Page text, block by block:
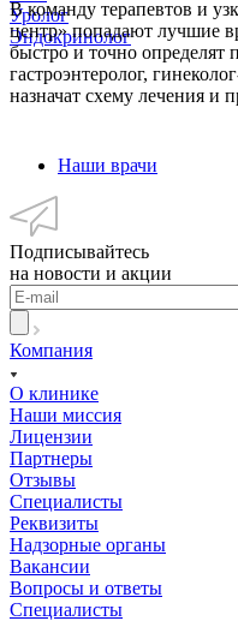
Уролог
Эндокринолог
В команду терапевтов и
центр» попадают лучшие
быстро и точно определят
гастроэнтеролог,
назначат схему лечения и
Куркина
Юлия
Васильевна
Ларионов
Алексей
Витальевич
Набоких
Наталья
Борисовна
Прошкина
Светлана
Валерьевна
Богомолов
Вячеслав
Александрович
Нахатакеян
Гуарик
Рафиковна
Коркунова
Надежда
Владимировна
Зыкова
Надежда
Михайловна
Кибирева
Ирина
Петровна
Лайдани
Светлана
Михайлорвна
Воронин
Артем
Александрович
Агжигитова
Наталья
Викторовна
Головенько
Оксана
Игоревна
Корюков
Дмитрий
Владимирович
Леонтьева
Татьяна
Валерьевна
Трубина
Наталья
Викторовна
Дружинин
Дмитрий
Владимирович
Глинских
Ольга
Викторовна
Касымов
Антон
Георгиевич
Наши врачи
Подписывайтесь
на новости и акции
Компания
О клинике
Наши миссия
Лицензии
Партнеры
Отзывы
Специалисты
Реквизиты
Надзорные органы
Вакансии
Вопросы и ответы
Специалисты